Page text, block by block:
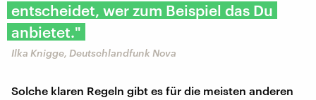
entscheidet, wer zum Beispiel das Du
anbietet."
Ilka Knigge, Deutschlandfunk Nova
Solche klaren Regeln gibt es für die meisten anderen